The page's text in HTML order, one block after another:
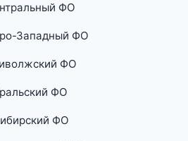
ФО
Западный ФО
ФО
ФО
ФО